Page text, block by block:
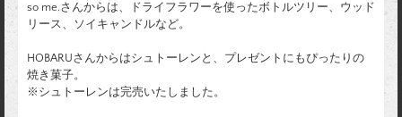
so me.さんからは、
ドライフラワーを使ったボトルツリー、ウッド
リース、ソイキャンドルなど。
HOBARUさんからはシュトーレンと 、プレゼントにもぴったりの
焼き菓子。
※シュトーレンは完売いたしました。